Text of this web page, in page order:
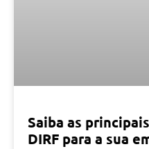
Saiba as
DIRF para a sua